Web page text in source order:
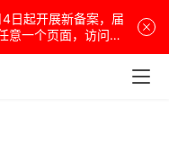
日起开展新备案，届
意一个页面，访问网